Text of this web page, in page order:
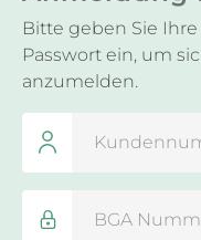
Bitte geben Sie
Passwort ein, um
anzumelden.